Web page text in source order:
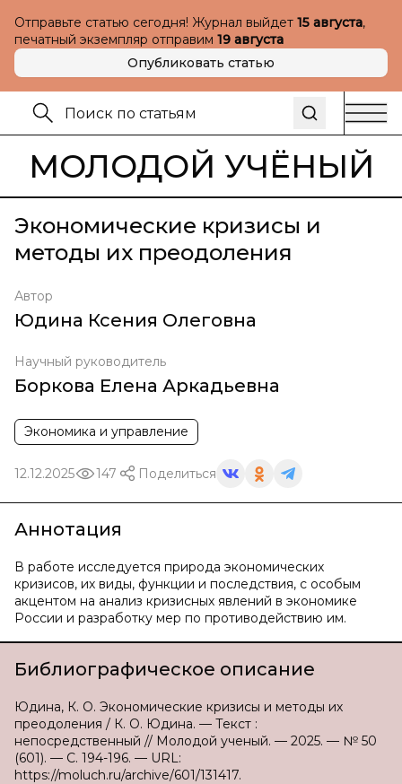
Отправьте статью сегодня! Журнал выйдет 15 августа,
печатный экземпляр отправим 19 августа
Опубликовать статью
МОЛОДОЙ УЧЁНЫЙ
Экономические кризисы и
методы их преодоления
Автор
Юдина Ксения Олеговна
Научный руководитель
Боркова Елена Аркадьевна
Экономика и управление
12.12.2025 147 Поделиться
Аннотация
В работе исследуется природа экономических
кризисов, их виды, функции и последствия, с особым
акцентом на анализ кризисных явлений в экономике
России и разработку мер по противодействию им.
Библиографическое описание
Юдина, К. О. Экономические кризисы и методы их
преодоления / К. О. Юдина. — Текст :
непосредственный // Молодой ученый. — 2025. — № 50
(601). — С. 194-196. — URL:
https://moluch.ru/archive/601/131417.